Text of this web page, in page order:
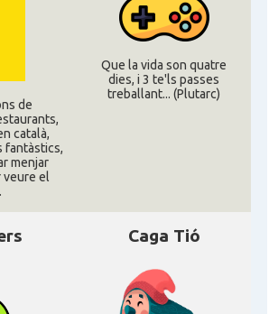
Catalans a WYOMING
American Institute for Catalan
Studies (AICS)
Casal Català de Minnesota
Casal Català del Nord de Califòrnia
Casal dels Països Catalans a
Catalan Institute of America
de
català,
fantàstics,
menjar
veure el
Que la vida son quatre
dies, i 3 te'ls passes
treballant... (Plutarc)
Caga Tió